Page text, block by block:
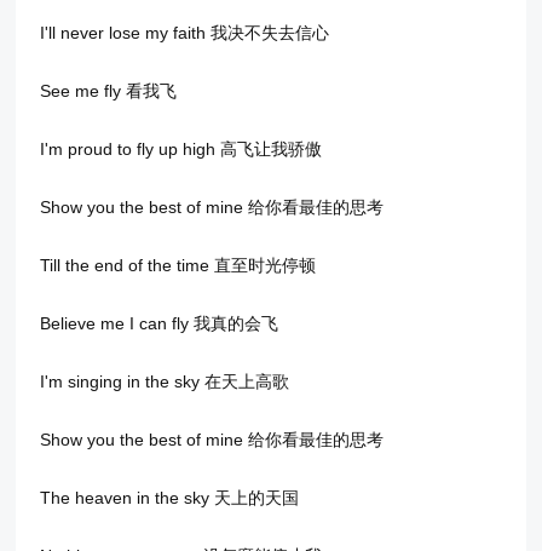
I'll never lose my faith 我决不失去信心
See me fly 看我飞
I'm proud to fly up high 高飞让我骄傲
Show you the best of mine 给你看最佳的思考
Till the end of the time 直至时光停顿
Believe me I can fly 我真的会飞
I'm singing in the sky 在天上高歌
Show you the best of mine 给你看最佳的思考
The heaven in the sky 天上的天国